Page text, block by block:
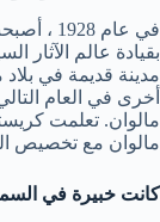
في عام
بقيادة عالم الآثار
مدينة قديمة في
أخرى في العام
مالوان. تعلمت
مالوان مع تخصيص
كانت خبيرة في